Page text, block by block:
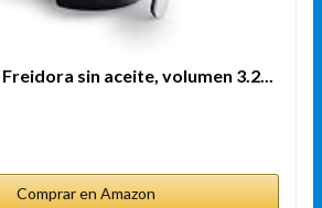
sin aceite, volumen 3.2...
Comprar en Amazon